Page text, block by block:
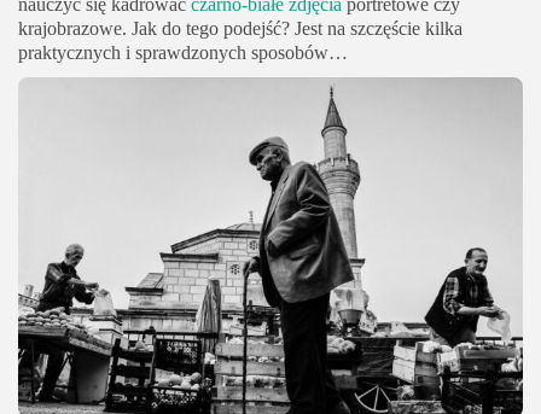
nauczyć się kadrować czarno-białe zdjęcia portretowe czy
krajobrazowe. Jak do tego podejść? Jest na szczęście kilka
praktycznych i sprawdzonych sposobów…